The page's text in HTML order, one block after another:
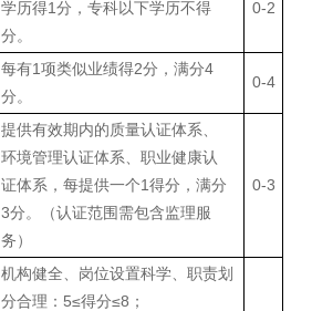
学历得1分，专科以下学历不得
分。
0-2
每有1项类似业绩得2分，满分4
分。
0-4
提供有效期内的质量认证体系、
环境管理认证体系、职业健康认
证体系，每提供一个1得分，满分
3分。（认证范围需包含监理服
务）
0-3
机构健全、岗位设置科学、职责划
分合理：5≤得分≤8；